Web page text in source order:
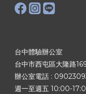
台中體驗辦公室
台中市西屯區大隆路
辦公室電話 :
週一至週五 10:00-